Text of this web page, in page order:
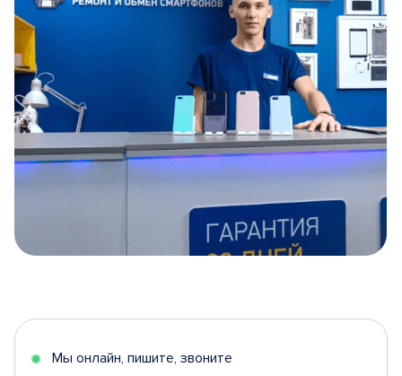
5
Мы онлайн, пишите, звоните